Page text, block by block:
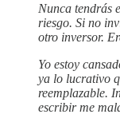
Nunca tendrás
riesgo. Si no
otro inversor.
Yo estoy
ya lo lucrativo
reemplazable.
escribir me